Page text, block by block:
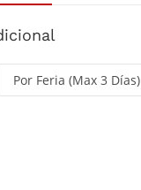
Por Feria (Max 3 Días)